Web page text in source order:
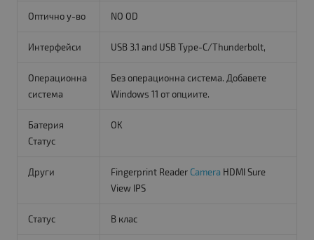
Оптично у-во NO OD
Интерфейси USB 3.1 and USB Type-C/Thunderbolt,
Операционна
система
Без операционна система. Добавете
Windows 11 от опциите.
Батерия
Статус
OK
Други Fingerprint Reader Camera HDMI Sure
View IPS
Статус B клас